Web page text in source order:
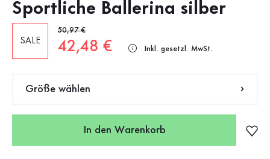
Sportliche Ballerina silber
SALE
Alter Preis
50,97 €
Neuer Preis
42,48 € Inkl. gesetzl. MwSt.
Größe wählen
In den Warenkorb